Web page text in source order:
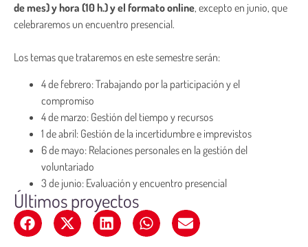
de mes) y hora (10 h.) y el formato online, excepto en junio, que
celebraremos un encuentro presencial.
Los temas que trataremos en este semestre serán:
4 de febrero: Trabajando por la participación y el
compromiso
4 de marzo: Gestión del tiempo y recursos
1 de abril: Gestión de la incertidumbre e imprevistos
6 de mayo: Relaciones personales en la gestión del
voluntariado
3 de junio: Evaluación y encuentro presencial
Últimos proyectos